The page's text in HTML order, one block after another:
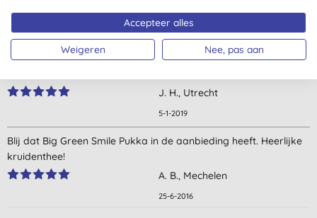
Klantbeoordelingen
5,0van 5 (2 beoordelingen)
J. H., Utrecht
5-1-2019
Blij dat Big Green Smile Pukka in de aanbieding heeft. Heerlijke
kruidenthee!
A. B., Mechelen
25-6-2016
Accepteer alles
Weigeren Nee, pas aan